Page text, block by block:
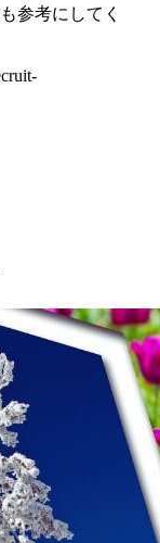
参考にしてく